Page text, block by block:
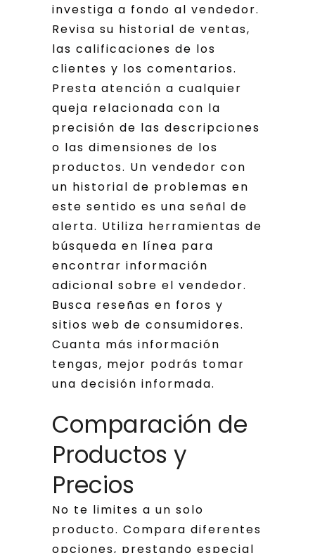
investiga a fondo al vendedor.
Revisa su historial de ventas,
las calificaciones de los
clientes y los comentarios.
Presta atención a cualquier
queja relacionada con la
precisión de las descripciones
o las dimensiones de los
productos. Un vendedor con
un historial de problemas en
este sentido es una señal de
alerta. Utiliza herramientas de
búsqueda en línea para
encontrar información
adicional sobre el vendedor.
Busca reseñas en foros y
sitios web de consumidores.
Cuanta más información
tengas, mejor podrás tomar
una decisión informada.
Comparación de
Productos y
Precios
No te limites a un solo
producto. Compara diferentes
opciones, prestando especial